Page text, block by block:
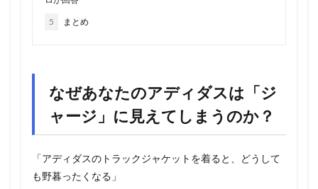
5 まとめ
なぜあなたのアディダスは「ジ
ャージ」に見えてしまうのか？
「アディダスのトラックジャケットを着ると、どうして
も野暮ったくなる」